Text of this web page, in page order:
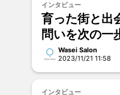
インタビュー
育った街と出
問いを次の一
Wasei Salon
2023/11/21 11:58
インタビュー